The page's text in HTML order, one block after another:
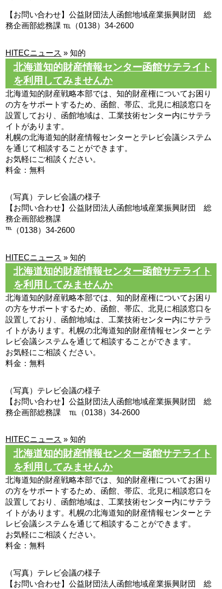
【お問い合わせ】公益財団法人函館地域産業振興財団 総
務企画部総務課 ℡（0138）34-2600
HITECニュース »知的
北海道知的財産情報センター函館サテライト
を利用してみませんか
北海道知的財産戦略本部では、知的財産権についてお困り
の方をサポートするため、函館、帯広、北見に相談窓口を
設置しており、函館地域は、工業技術センター内にサテラ
イトがあります。
札幌の北海道知的財産情報センターとテレビ会議システム
を通じて相談することができます。
お気軽にご相談ください。
料金：無料
（写真）テレビ会議の様子
【お問い合わせ】公益財団法人函館地域産業振興財団 総
務企画部総務課
℡（0138）34-2600
HITECニュース »知的
北海道知的財産情報センター函館サテライト
を利用してみませんか
北海道知的財産戦略本部では、知的財産権についてお困り
の方をサポートするため、函館、帯広、北見に相談窓口を
設置しており、函館地域は、工業技術センター内にサテラ
イトがあります。札幌の北海道知的財産情報センターとテ
レビ会議システムを通じて相談することができます。
お気軽にご相談ください。
料金：無料
（写真）テレビ会議の様子
【お問い合わせ】公益財団法人函館地域産業振興財団 総
務企画部総務課 ℡（0138）34-2600
HITECニュース »知的
北海道知的財産情報センター函館サテライト
を利用してみませんか
北海道知的財産戦略本部では、知的財産権についてお困り
の方をサポートするため、函館、帯広、北見に相談窓口を
設置しており、函館地域は、工業技術センター内にサテラ
イトがあります。札幌の北海道知的財産情報センターとテ
レビ会議システムを通じて相談することができます。
お気軽にご相談ください。
料金：無料
（写真）テレビ会議の様子
【お問い合わせ】公益財団法人函館地域産業振興財団 総